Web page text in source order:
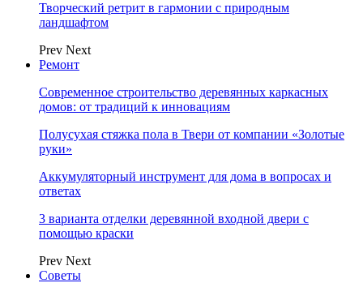
Творческий ретрит в гармонии с природным
ландшафтом
Prev Next
Ремонт
Современное строительство деревянных каркасных
домов: от традиций к инновациям
Полусухая стяжка пола в Твери от компании «Золотые
руки»
Аккумуляторный инструмент для дома в вопросах и
ответах
3 варианта отделки деревянной входной двери с
помощью краски
Prev Next
Советы